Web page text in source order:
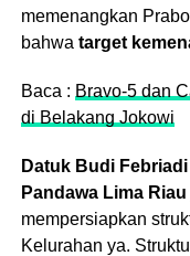
memenangkan
bahwa target
Baca : Bravo-5 dan
di Belakang Jokowi
Datuk Budi
Pandawa Lima Riau
mempersiapkan
Kelurahan ya.